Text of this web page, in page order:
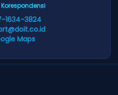
1634-3824
Maps